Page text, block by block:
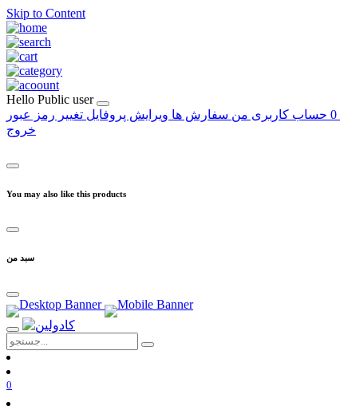
Skip to Content
Hello Public user
0 حساب کاربری من سفارش ها ویرایش پروفایل تغییر رمز عبور
خروج
You may also like this products
سبد من
0